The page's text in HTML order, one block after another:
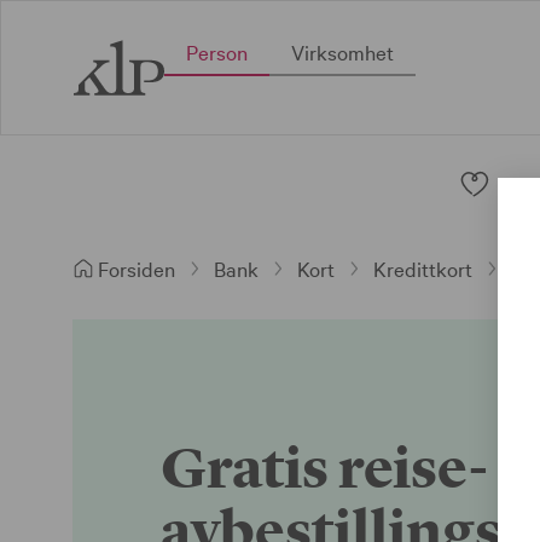
Person Virksomhet
Forsiden Bank Kort Kredittkort
Gratis reise-